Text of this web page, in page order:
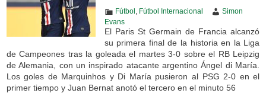
Fútbol Fútbol Internacional
Simon
Evans
El Paris St Germain de Francia alcanzó
su primera final de la historia en la Liga
de Campeones tras la goleada el martes 3-0 sobre el RB Leipzig
de Alemania, con un inspirado atacante argentino Ángel di María.
Los goles de Marquinhos y Di María pusieron al PSG 2-0 en el
primer tiempo y Juan Bernat anotó el tercero en el minuto 56